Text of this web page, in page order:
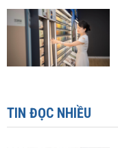
TIN ĐỌC NHIỀU